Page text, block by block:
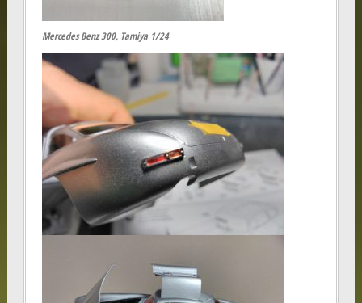
Mercedes Benz 300, Tamiya 1/24